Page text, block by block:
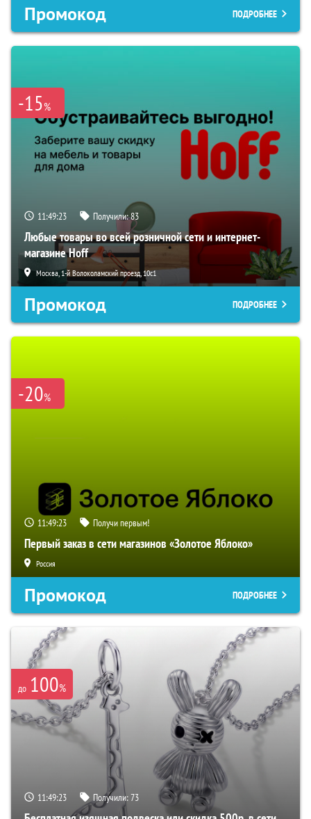
Промокод ПОДРОБНЕЕ
-15%
11:49:22 Получили:83
Любые товары во всей розничной сети и интернет-
магазине Hoff
Москва, 1-й Волоколамский проезд, 10с1
Промокод ПОДРОБНЕЕ
-20%
11:49:22 Получи первым!
Первый заказ в сети магазинов «Золотое Яблоко»
Россия
Промокод ПОДРОБНЕЕ
до 100%
11:49:22 Получили:73